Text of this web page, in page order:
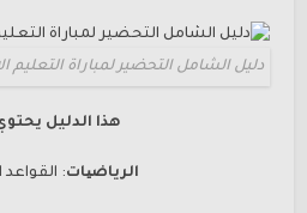
دليل الشامل التحضير لمباراة التعليم
هذا الدليل
الرياضیات: القواعد